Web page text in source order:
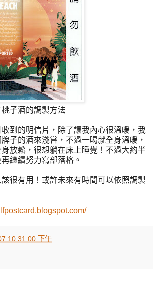
子酒的調製方法
到的明信片，除了讓我內心很溫暖，我
子的酒來淺嘗，不過一喝就全身溫暖，
放鬆，很想躺在床上睡覺！不過大約半
繼續努力寫部落格。
很有用！或許未來有時間可以依照調製
10:31:00 下午